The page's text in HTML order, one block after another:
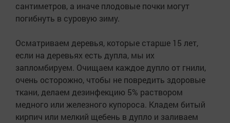
сантиметров, а иначе плодовые почки могут
погибнуть в суровую зиму.
Осматриваем деревья, которые старше 15 лет,
если на деревьях есть дупла, мы их
запломбируем. Очищаем каждое дупло от гнили,
очень осторожно, чтобы не повредить здоровые
ткани, делаем дезинфекцию 5% раствором
медного или железного купороса. Кладем битый
кирпич или мелкий щебень в дупло и заливаем